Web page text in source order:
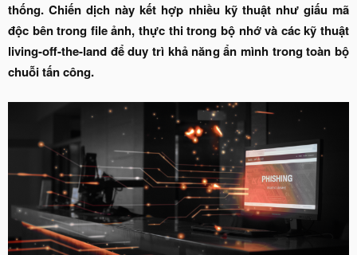
thống. Chiến dịch này kết hợp nhiều kỹ thuật như giấu mã
độc bên trong file ảnh, thực thi trong bộ nhớ và các kỹ thuật
living-off-the-land để duy trì khả năng ẩn mình trong toàn bộ
chuỗi tấn công.